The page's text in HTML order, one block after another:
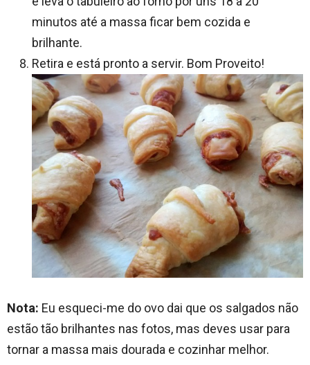
minutos até a massa ficar bem cozida e
brilhante.
Retira e está pronto a servir. Bom Proveito!
Nota: Eu esqueci-me do ovo dai que os salgados não
estão tão brilhantes nas fotos, mas deves usar para
tornar a massa mais dourada e cozinhar melhor.